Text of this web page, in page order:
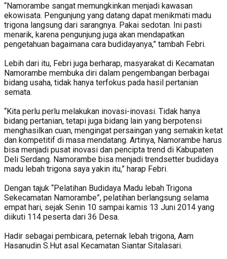
“Namorambe sangat memungkinkan menjadi kawasan
ekowisata. Pengunjung yang datang dapat menikmati madu
trigona langsung dari sarangnya. Pakai sedotan. Ini pasti
menarik, karena pengunjung juga akan mendapatkan
pengetahuan bagaimana cara budidayanya,” tambah Febri.
Lebih dari itu, Febri juga berharap, masyarakat di Kecamatan
Namorambe membuka diri dalam pengembangan berbagai
bidang usaha, tidak hanya terfokus pada hasil pertanian
semata.
“Kita perlu perlu melakukan inovasi-inovasi. Tidak hanya
bidang pertanian, tetapi juga bidang lain yang berpotensi
menghasilkan cuan, mengingat persaingan yang semakin ketat
dan kompetitif di masa mendatang. Artinya, Namorambe harus
bisa menjadi pusat inovasi dan pencipta trend di Kabupaten
Deli Serdang. Namorambe bisa menjadi trendsetter budidaya
madu lebah trigona saya yakin itu,” harap Febri.
Dengan tajuk “Pelatihan Budidaya Madu lebah Trigona
Sekecamatan Namorambe”, pelatihan berlangsung selama
empat hari, sejak Senin 10 sampai kamis 13 Juni 2014 yang
diikuti 114 peserta dari 36 Desa.
Hadir sebagai pembicara, peternak lebah trigona, Aam
Hasanudin S.Hut asal Kecamatan Siantar Sitalasari.